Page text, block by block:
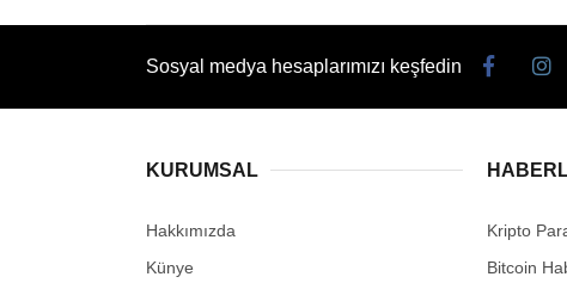
Sosyal medya hesaplarımızı keşfedin
KURUMSAL
Hakkımızda
Künye
Kripto
Bitcoin